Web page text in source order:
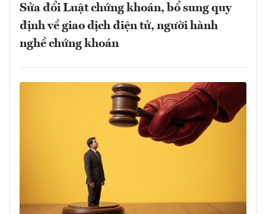
Sửa đổi Luật chứng khoán, bổ sung quy
định về giao dịch điện tử, người hành
nghề chứng khoán